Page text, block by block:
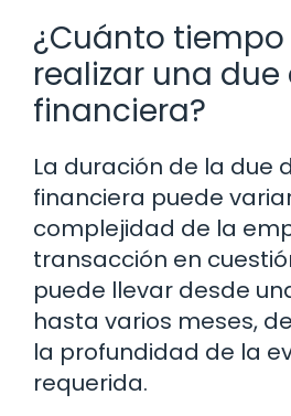
¿Cuánto tiempo
realizar una
financiera?
La duración de la due
financiera puede
complejidad de la
transacción en
puede llevar desde
hasta varios meses,
la profundidad de la
requerida.